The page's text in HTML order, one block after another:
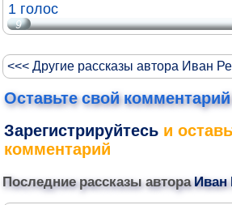
1 голос
9
<<< Другие рассказы автора Иван
Оставьте свой комментарий
Зарегистрируйтесь и
комментарий
Последние рассказы автораИван